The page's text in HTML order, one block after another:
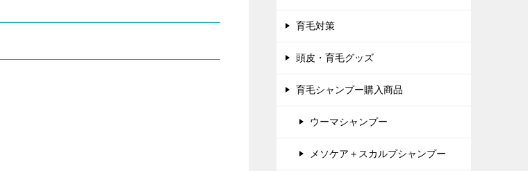
育毛対策
頭皮・育毛グッズ
育毛シャンプー購入商品
ウーマシャンプー
メソケア＋スカルプシャンプー